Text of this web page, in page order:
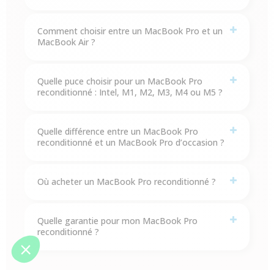
Comment choisir entre un MacBook Pro et un
MacBook Air ?
Quelle puce choisir pour un MacBook Pro
reconditionné : Intel, M1, M2, M3, M4 ou M5 ?
Quelle différence entre un MacBook Pro
reconditionné et un MacBook Pro d’occasion ?
Où acheter un MacBook Pro reconditionné ?
Quelle garantie pour mon MacBook Pro
reconditionné ?